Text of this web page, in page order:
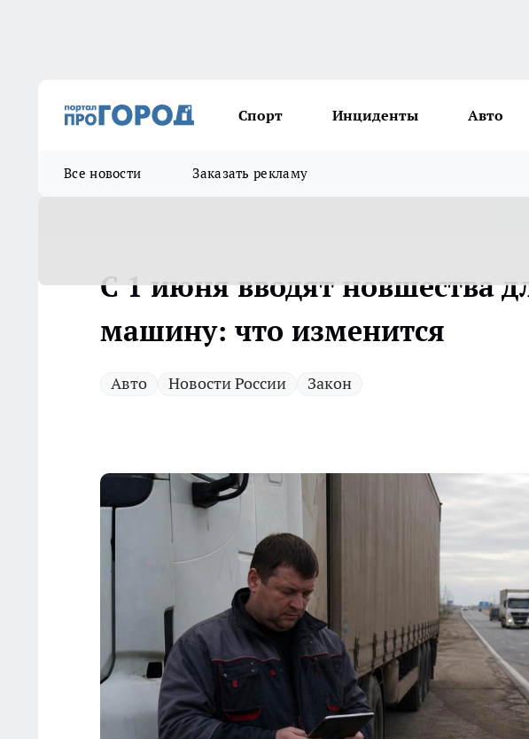
Спорт Инциденты Авто
Все новости Заказать рекламу
С 1 июня вводят новшества
машину: что изменится
Авто Новости России Закон